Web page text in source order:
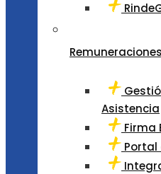
Asistencia
Firma
Portal